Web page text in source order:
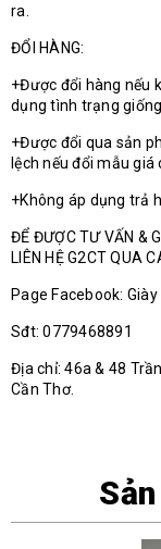
ra.
ĐỔI HÀNG:
+Được đổi hàng nếu
dụng tình trạng
+Được đổi qua sản
lệch nếu đổi mẫu giá
+Không áp dụng trả
ĐỂ ĐƯỢC TƯ VẤN &
LIÊN HỆ G2CT QUA
Page Facebook:
Sđt: 0779468891
Địa chỉ: 46a & 48
Cần Thơ.